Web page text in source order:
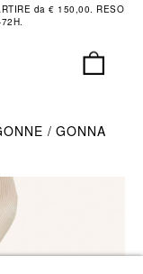
da € 150,00. RESO
GONNA